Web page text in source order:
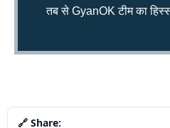
तब से GyanOK टीम का
🔗 Share: